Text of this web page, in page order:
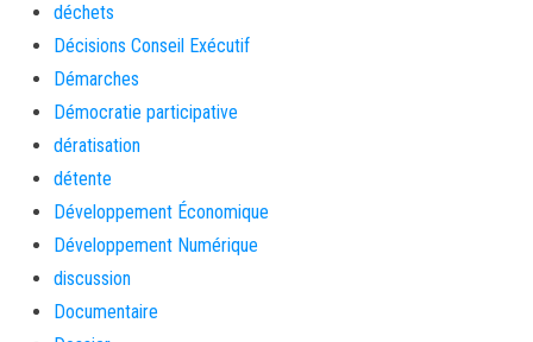
déchets
Décisions Conseil Exécutif
Démarches
Démocratie participative
dératisation
détente
Développement Économique
Développement Numérique
discussion
Documentaire